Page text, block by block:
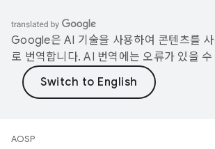
Google은 AI 기술을 사용하여 콘텐츠를
로 번역합니다. AI 번역에는 오류가 있을
AOSP